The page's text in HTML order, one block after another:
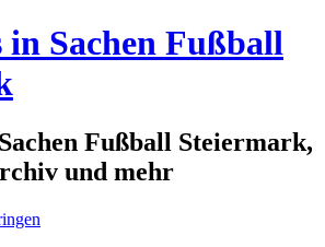
in Sachen Fußball
Fußball Steiermark,
und mehr